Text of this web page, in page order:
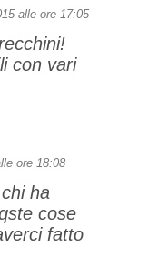
alle ore 17:05
con vari
ore 18:08
ha
cose
fatto